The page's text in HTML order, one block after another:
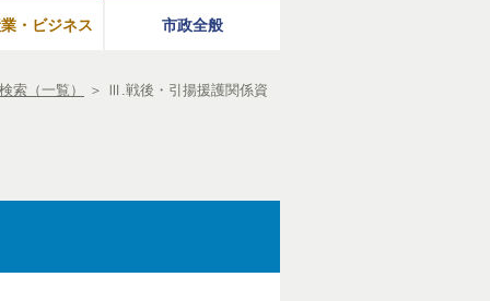
・ビジネス 市政全般
索（一覧） ＞ Ⅲ.戦後・引揚援護関係資